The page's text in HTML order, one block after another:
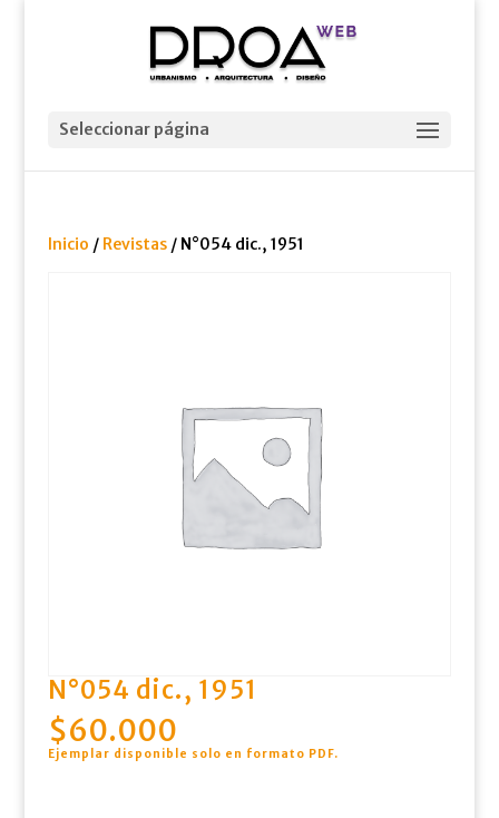
Seleccionar página
Inicio / Revistas/ N°054 dic., 1951
N°054 dic., 1951
$60.000
Ejemplar disponible solo en formato PDF.